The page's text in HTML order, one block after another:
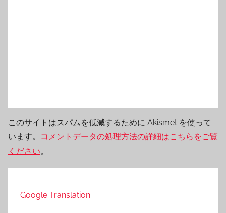
このサイトはスパムを低減するために Akismet を使って
います。
コメントデータの処理方法の詳細はこちらをご覧
ください。
Google Translation